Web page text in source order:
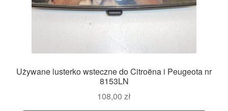
Używane lusterko wsteczne do Citroëna i Peugeota nr
8153LN
108,00 zł